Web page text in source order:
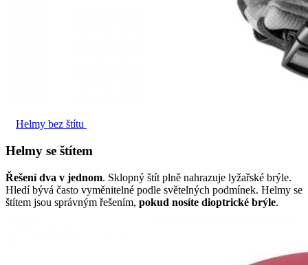
Helmy bez štítu
Helmy se štítem
Řešení dva v jednom. Sklopný štít plně nahrazuje lyžařské brýle.
Hledí bývá často vyměnitelné podle světelných podmínek. Helmy se
štítem jsou správným řešením, pokud nosíte dioptrické brýle.